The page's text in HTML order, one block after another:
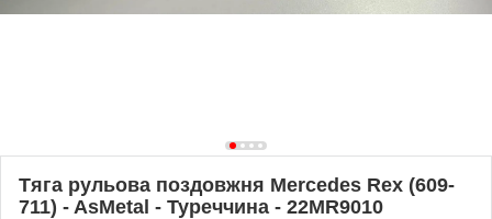
Тяга рульова поздовжня Mercedes Rex (609-
711) - AsMetal - Туреччина - 22MR9010